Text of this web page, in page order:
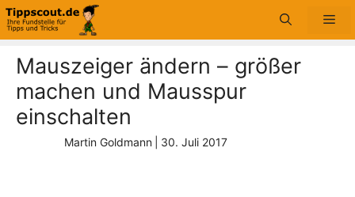
Zum
Inhalt
Mauszeiger ändern – größer
machen und Mausspur
einschalten
Martin Goldmann 30. Juli 2017